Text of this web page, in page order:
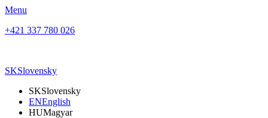
Menu
+421 337 780 026
SKSlovensky
SKSlovensky
ENEnglish
HUMagyar